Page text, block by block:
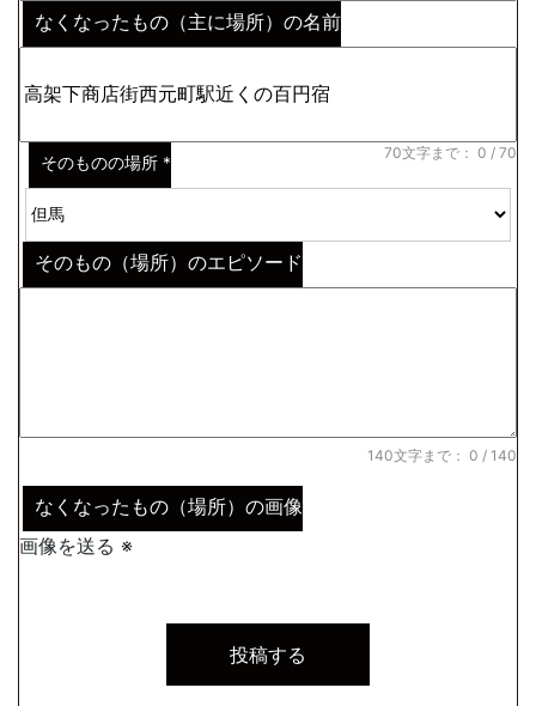
なくなったもの（主に場所）の名前
70文字まで： 0 / 70
そのものの場所 *
そのもの（場所）のエピソード
140文字まで： 0 / 140
なくなったもの（場所）の画像
画像を送る ※